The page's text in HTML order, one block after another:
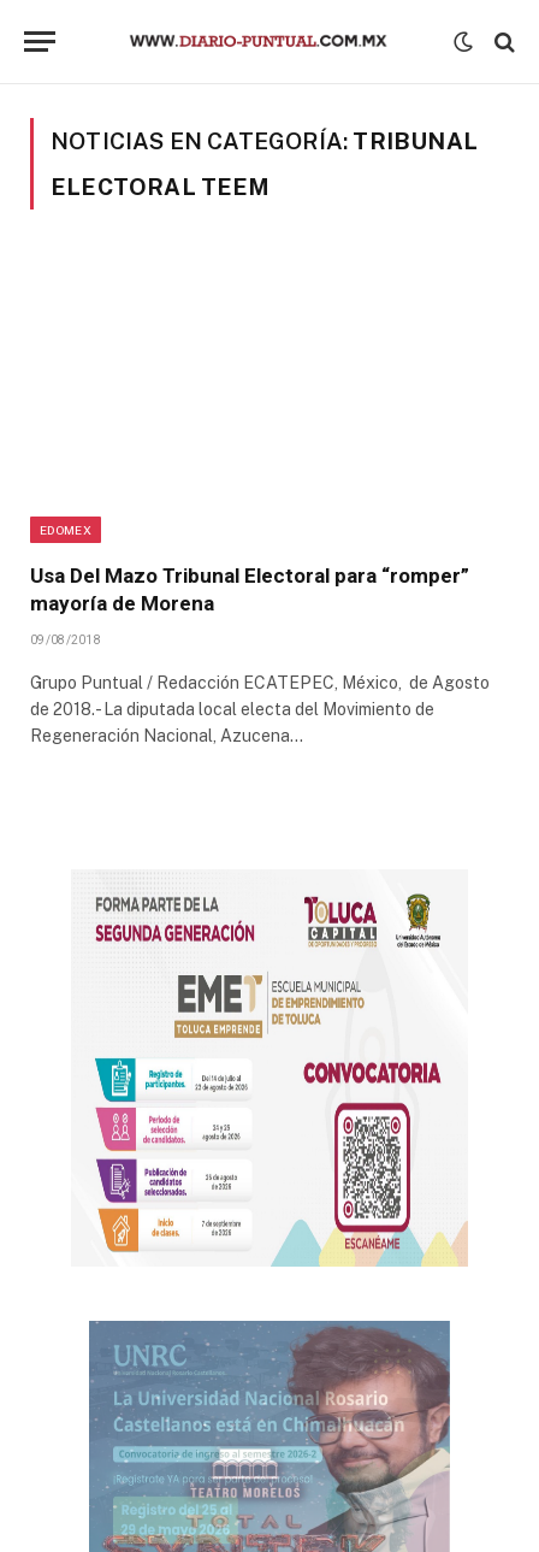
NOTICIAS EN CATEGORÍA: TRIBUNAL
ELECTORAL TEEM
EDOMEX
Usa Del Mazo Tribunal Electoral para “romper”
mayoría de Morena
09/08/2018
Grupo Puntual / Redacción ECATEPEC, México, de Agosto
de 2018.- La diputada local electa del Movimiento de
Regeneración Nacional, Azucena…